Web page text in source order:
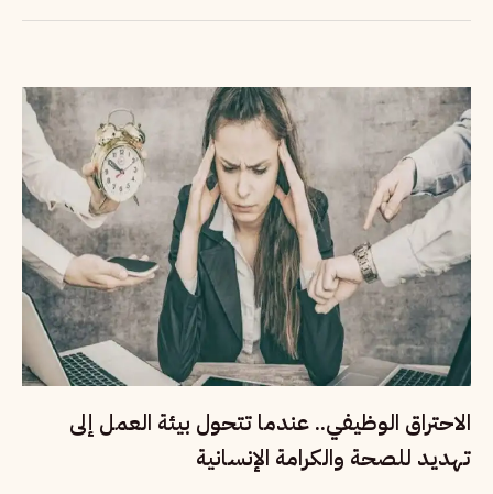
الاحتراق الوظيفي.. عندما تتحول بيئة العمل إلى
تهديد للصحة والكرامة الإنسانية